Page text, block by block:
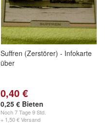
Suffren (Zerstörer) - Infokarte
über
0,40 €
0,25 € Bieten
Noch7 Tage 9 Std.
+ 1,50 € Versand